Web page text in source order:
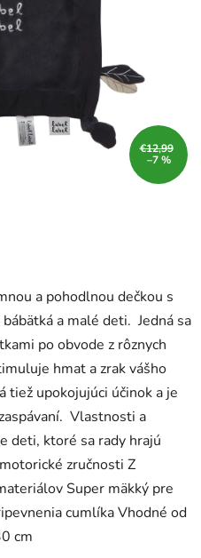
a pohodlnou dečkou s
a malé deti. Jedná sa
po obvode z rôznych
hmat a zrak vášho
tiež upokojujúci účinok a je
Vlastnosti a
deti, ktoré sa rady hrajú
zručnosti Z
Super mäkký pre
cumlíka Vhodné od
cm
€12,99
–7 %